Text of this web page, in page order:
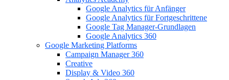
Google Analytics für Anfänger
Google Analytics für Fortgeschrittene
Google Tag Manager-Grundlagen
Google Analytics 360
Google Marketing Platforms
Campaign Manager 360
Creative
Display & Video 360